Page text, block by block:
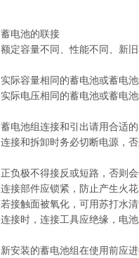
蓄电池的联接
额定容量不同、性能不同、新
实际容量相同的蓄电池或蓄电
实际电压相同的蓄电池或蓄电
蓄电池组连接和引出请用合适
连接和拆卸时务必切断电源，
正负极不得接反或短路，否则
连接部件应锁紧，防止产生火
若接触面被氧化，可用苏打水
连接时，连接工具应绝缘，电
新安装的蓄电池组在使用前应